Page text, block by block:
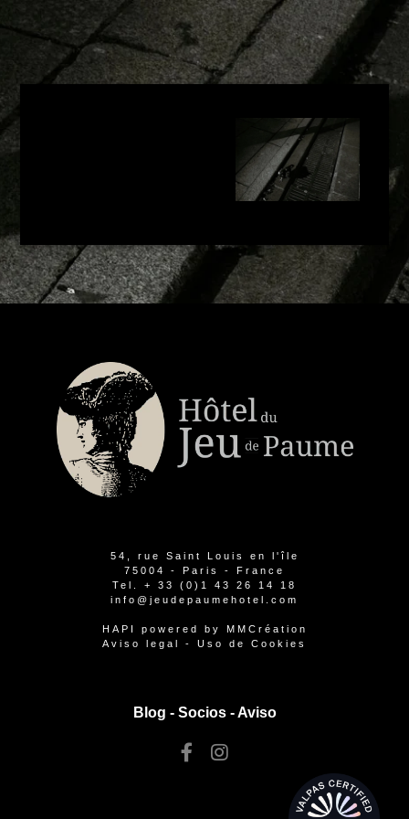
54, rue Saint Louis en l'île
75004 - Paris - France
Tel. + 33 (0)1 43 26 14 18
info@jeudepaumehotel.com
HAPI powered by MMCréation
Aviso legal
- Uso de Cookies
Blog - Socios-Aviso